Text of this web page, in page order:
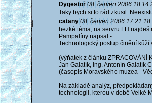
Dygestoř 08. červen 2006
Taky bych si to rád zkusil.
catany 08. červen 2006 17:21:18
hezké téma, na servru LH najdeš
Pampalíny napsal -
Technologický postup činění kůží
(výňatek z článku ZPRACOVÁNÍ
Jan Galatík, Ing. Antonín Galatík
(časopis Moravského muzea -
Na základě analýz,
technologii, kterou v době Velké